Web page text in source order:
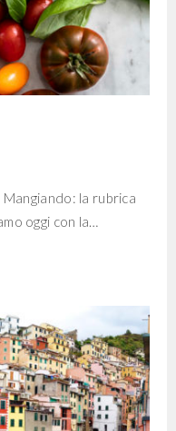
la rubrica
oggi con la…